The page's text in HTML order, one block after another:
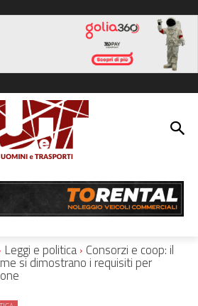
Leggi e politica Consorzi e coop: il
si dimostrano i requisiti per